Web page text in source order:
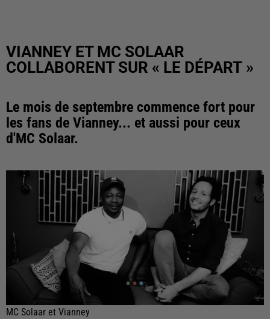
VIANNEY ET MC SOLAAR
COLLABORENT SUR « LE DÉPART »
Le mois de septembre commence fort pour
les fans de Vianney... et aussi pour ceux
d'MC Solaar.
MC Solaar et Vianney